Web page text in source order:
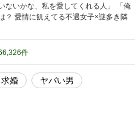
ないかな、私を愛してくれる人」 「俺
？ 愛情に飢えてる不遇女子×謎多き隣
件
求婚
ヤバい男